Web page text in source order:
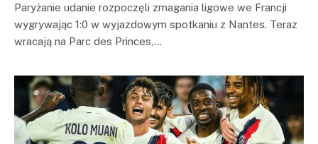
Paryżanie udanie rozpoczęli zmagania ligowe we Francji
wygrywając 1:0 w wyjazdowym spotkaniu z Nantes. Teraz
wracają na Parc des Princes,…